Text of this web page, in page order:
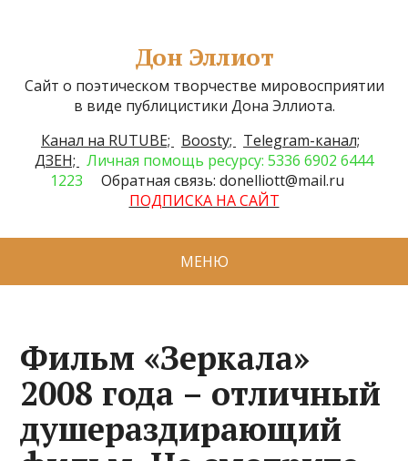
Дон Эллиот
Сайт о поэтическом творчестве мировосприятии
в виде публицистики Дона Эллиота.
Канал на RUTUBE;
Boosty;
Telegram-канал;
ДЗЕН; Личная помощь ресурсу: 5336 6902 6444
1223
Обратная связь: donelliott@mail.ru
ПОДПИСКА НА САЙТ
МЕНЮ
Фильм «Зеркала»
2008 года – отличный
душераздирающий